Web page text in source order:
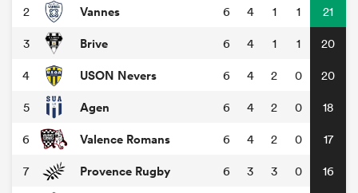
2 Vannes 6 4 1 1 21
3 Brive 6 4 1 1 20
4 USON Nevers 6 4 2 0 20
5 Agen 6 4 2 0 18
6 Valence Romans 6 4 2 0 17
7 Provence Rugby 6 3 3 0 16